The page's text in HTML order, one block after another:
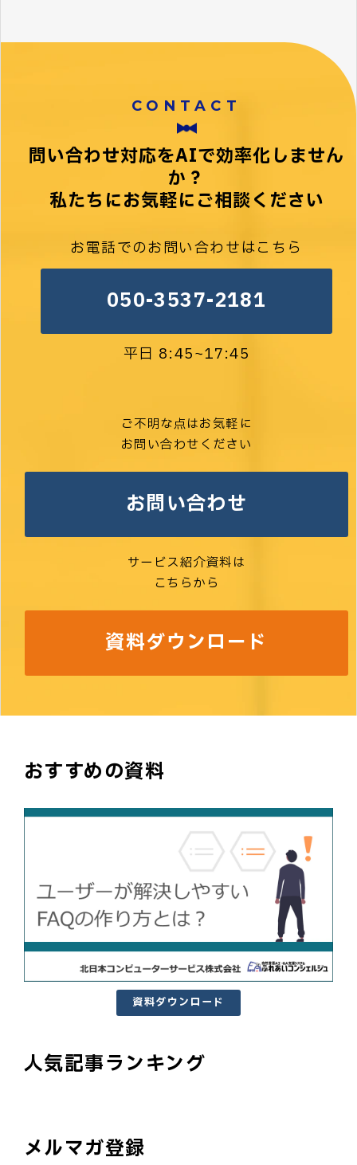
CONTACT
問い合わせ対応をAIで効率化しません
か？
私たちにお気軽にご相談ください
お電話でのお問い合わせはこちら
050-3537-2181
平日 8:45~17:45
ご不明な点はお気軽に
お問い合わせください
お問い合わせ
サービス紹介資料は
こちらから
資料ダウンロード
おすすめの資料
資料ダウンロード
人気記事ランキング
メルマガ登録